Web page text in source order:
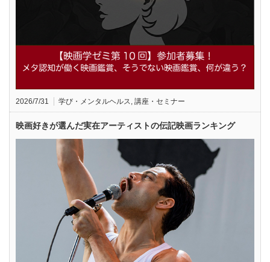
2026/7/31 学び・メンタルヘルス 講座・セミナー
映画好きが選んだ実在アーティストの伝記映画ランキング